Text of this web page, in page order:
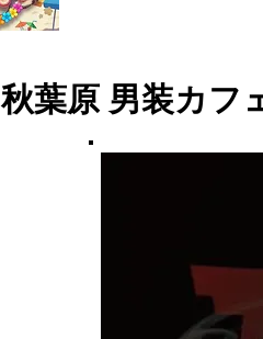
秋葉原 男装カフ